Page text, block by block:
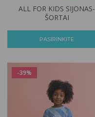
ALL FOR KIDS SIJONAS-
ŠORTAI
PASIRINKITE
-39%